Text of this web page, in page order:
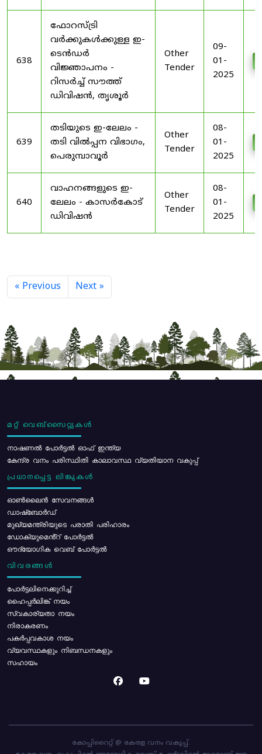
638
ഫോറസ്ട്രി
വർക്കുകൾക്കുള്ള ഇ-
ടെൻഡർ
വിജ്ഞാപനം -
റിസർച്ച് സൗത്ത്
ഡിവിഷൻ, തൃശൂർ
Other
Tender
09-
01-
2025
639
തടിയുടെ ഇ-ലേലം -
തടി വിൽപ്പന വിഭാഗം,
പെരുമ്പാവൂർ
Other
Tender
08-
01-
2025
640
വാഹനങ്ങളുടെ ഇ-
ലേലം - കാസർകോട്
ഡിവിഷൻ
Other
Tender
08-
01-
2025
« Previous Next »
മറ്റ് വെബ്സൈറ്റുകൾ
നാഷണൽ പോർട്ടൽ ഓഫ് ഇന്ത്യ
കേന്ദ്ര വനം പരിസ്ഥിതി കാലാവസ്ഥ വ്യതിയാന വകുപ്പ്
പ്രധാനപ്പെട്ട ലിങ്കുകൾ
ഓൺലൈൻ സേവനങ്ങൾ
ഡാഷ്ബോർഡ്
മുഖ്യമന്ത്രിയുടെ പരാതി പരിഹാരം
ഡോക്യുമെൻ്റ് പോർട്ടൽ
ഔദ്യോഗിക വെബ് പോർട്ടൽ
വിവരങ്ങൾ
പോര്‍ട്ടലിനെക്കുറിച്ച്
ഹൈപ്പർലിങ്ക് നയം
സ്വകാര്യതാ നയം
നിരാകരണം
പകർപ്പവകാശ നയം
വ്യവസ്ഥകളും നിബന്ധനകളും
സഹായം
കോപ്പിറൈറ്റ് @ കേരള വനം വകുപ്പ്.